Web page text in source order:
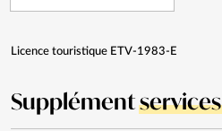
Licence touristique ETV-1983-E
Supplémentservices